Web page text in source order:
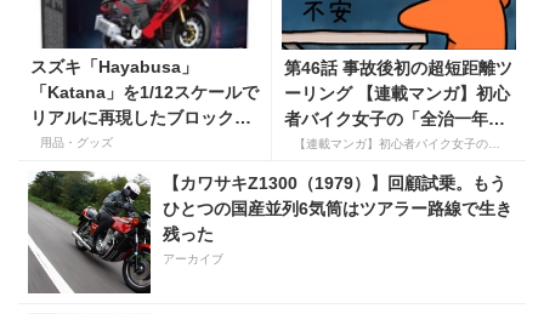
スズキ「Hayabusa」
「Katana」を1/12スケールで
リアルに再現したブロックモ
デルが登場！
用品・グッズ
第46話 事故後初の超短距離ツ
ーリング 【連載マンガ】初心
者バイク女子の「全治一年」
から始める起死回生日記
【カワサキZ1300（1979）】回顧試乗。もう
ひとつの国産並列6気筒はツアラー路線で生き
残った
アーカイブ